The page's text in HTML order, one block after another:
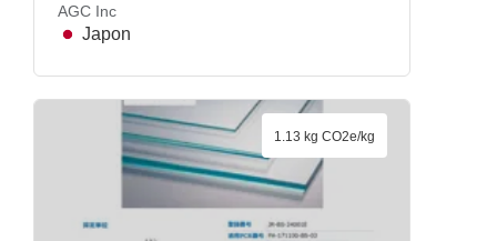
AGC Inc
Japon
1.13 kg CO2e/kg